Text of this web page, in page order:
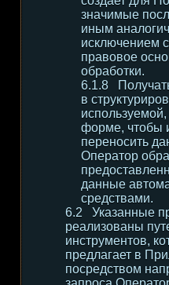
значимые
иным
исключением
правовое
обработки.
в
форме, чтобы
переносить
Оператор
данные
средствами.
Указанные
реализованы
инструментов,
предлагает в
посредством